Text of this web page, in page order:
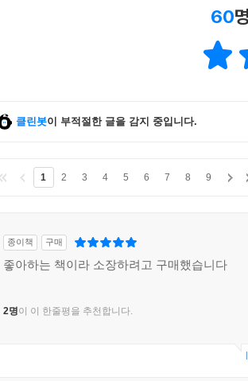
게 될지도 모르겠다. 하지만- 나는 손을 움직
. 하지만 부엌이 있고, 식물이 있고, 같은 지
지 모르지만, 만약 유이치만 좋다면, 둘이서
60
클린봇이 부적절한 글을 감지 중입니다.
1 2 3 4 5 6 7 8 9
종이책 구매
좋아하는 책이라 소장하려고 구매했습니다
2명이 이 한줄평을 추천합니다.